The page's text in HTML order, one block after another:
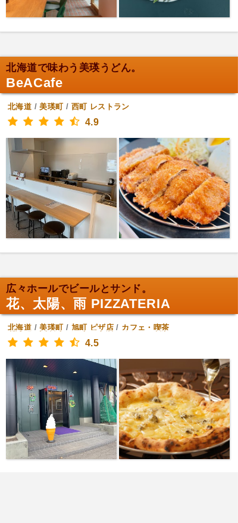
北海道で味わう美瑛うどん。
BeACafe
北海道 /美瑛町/ 西町 レストラン
4.9
広々ホールでビールとサンド。
花、太陽、雨 PIZZATERIA
北海道 /美瑛町/ 旭町 ピザ店 / カフェ・喫茶
4.5